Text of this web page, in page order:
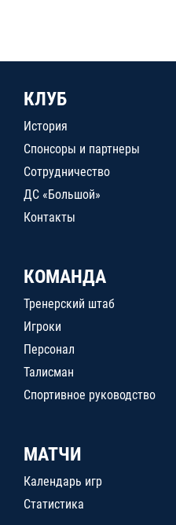
КЛУБ
История
Спонсоры и партнеры
Сотрудничество
ДС «Большой»
Контакты
КОМАНДА
Тренерский штаб
Игроки
Персонал
Талисман
Спортивное руководство
МАТЧИ
Календарь игр
Статистика